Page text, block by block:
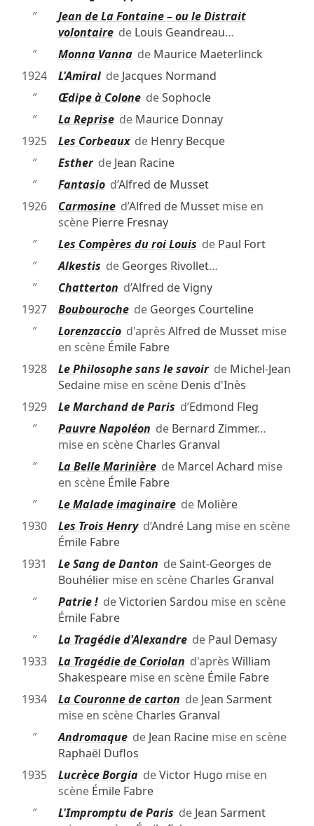
″
Jean de La Fontaine – ou le Distrait
volontairede Louis Geandreau…
″
Monna Vannade Maurice Maeterlinck
1924
L'Amiralde Jacques Normand
″
Œdipe à ColonedeSophocle
″
La Reprisede Maurice Donnay
1925
Les Corbeauxde Henry Becque
″
Estherde Jean Racine
″
Fantasiod’Alfred de Musset
1926
Carmosined’Alfred de Mussetmise en
scène Pierre Fresnay
″
Les Compères du roi Louis de Paul Fort
″
Alkestis de Georges Rivollet…
″
Chatterton d’Alfred de Vigny
1927
Boubourochede Georges Courteline
″
Lorenzacciod'après Alfred de Mussetmise
en scène Émile Fabre
1928
Le Philosophe sans le savoirde Michel-Jean
Sedainemise en scène Denis d'Inès
1929
Le Marchand de Paris d’Edmond Fleg
″
Pauvre Napoléon de Bernard Zimmer…
mise en scène Charles Granval
″
La Belle Marinièrede Marcel Achard mise
en scène Émile Fabre
″
Le Malade imaginairede Molière
1930
Les Trois Henryd’André Lang mise en scène
Émile Fabre
1931
Le Sang de Danton deSaint-Georges de
Bouhéliermise en scène Charles Granval
″
Patrie !deVictorien Sardou mise en scène
Émile Fabre
″
La Tragédie d'Alexandrede Paul Demasy
1933
La Tragédie de Coriolan d'après William
Shakespearemise en scène Émile Fabre
1934
La Couronne de carton de Jean Sarment
mise en scène Charles Granval
″
Andromaquede Jean Racinemise en scène
Raphaël Duflos
1935
Lucrèce BorgiadeVictor Hugo mise en
scène Émile Fabre
″
L'Impromptu de Paris de Jean Sarment